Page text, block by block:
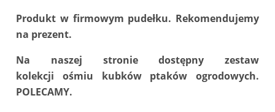
Produkt w firmowym pudełku. Rekomendujemy
na prezent.
Na naszej stronie dostępny zestaw
kolekcji ośmiu kubków ptaków ogrodowych.
POLECAMY.